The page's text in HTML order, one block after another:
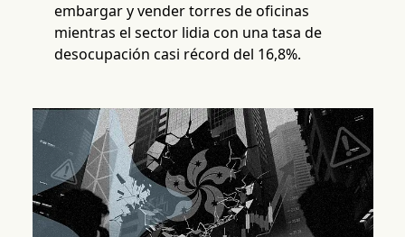
embargar y vender torres de oficinas
mientras el sector lidia con una tasa de
desocupación casi récord del 16,8%.